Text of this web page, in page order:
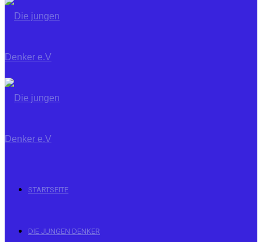
STARTSEITE
DIE JUNGEN DENKER